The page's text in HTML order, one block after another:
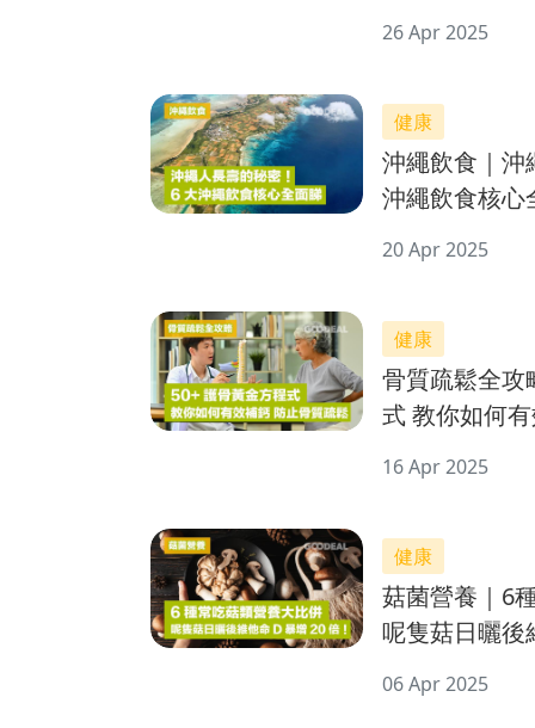
26 Apr 2025
健康
沖繩飲食｜沖
沖繩飲食核心
20 Apr 2025
健康
骨質疏鬆全攻
式 教你如何
16 Apr 2025
健康
菇菌營養｜6
呢隻菇日曬後
06 Apr 2025